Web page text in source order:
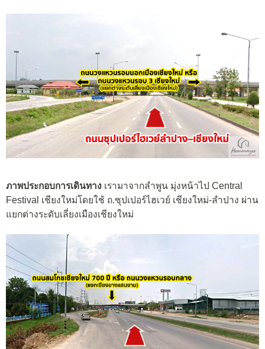
ภาพประกอบการเดินทาง เรามาจากลำพูน มุ่งหน้าไป Central
Festival เชียงใหม่โดยใช้ ถ.ซุปเปอร์ไฮเวย์ เชียงใหม่-ลำปาง ผ่าน
แยกต่างระดับเลี่ยงเมืองเชียงใหม่